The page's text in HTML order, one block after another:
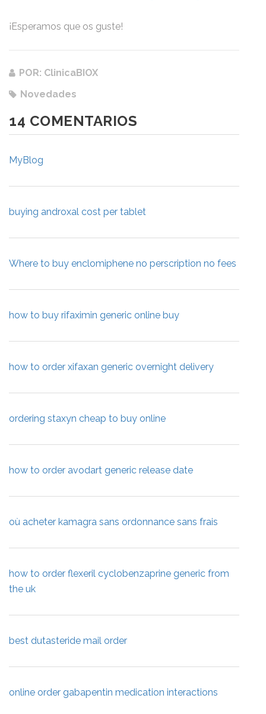
¡Esperamos que os guste!
POR: ClinicaBIOX
Novedades
14 COMENTARIOS
MyBlog
buying androxal cost per tablet
Where to buy enclomiphene no perscription no fees
how to buy rifaximin generic online buy
how to order xifaxan generic overnight delivery
ordering staxyn cheap to buy online
how to order avodart generic release date
où acheter kamagra sans ordonnance sans frais
how to order flexeril cyclobenzaprine generic from
the uk
best dutasteride mail order
online order gabapentin medication interactions